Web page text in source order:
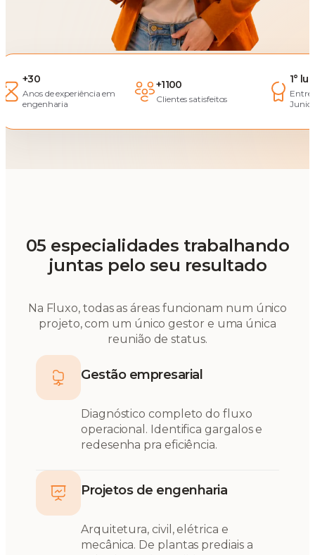
+30
Anos de experiência em
engenharia
+1100
Clientes satisfeitos
1°
Entre
05 especialidades trabalhando
juntas pelo seu resultado
Na Fluxo, todas as áreas funcionam num único
projeto, com um único gestor e uma única
reunião de status.
Gestão empresarial
Diagnóstico completo do fluxo
operacional. Identifica gargalos e
redesenha pra eficiência.
Projetos de engenharia
Arquitetura, civil, elétrica e
mecânica. De plantas prediais a